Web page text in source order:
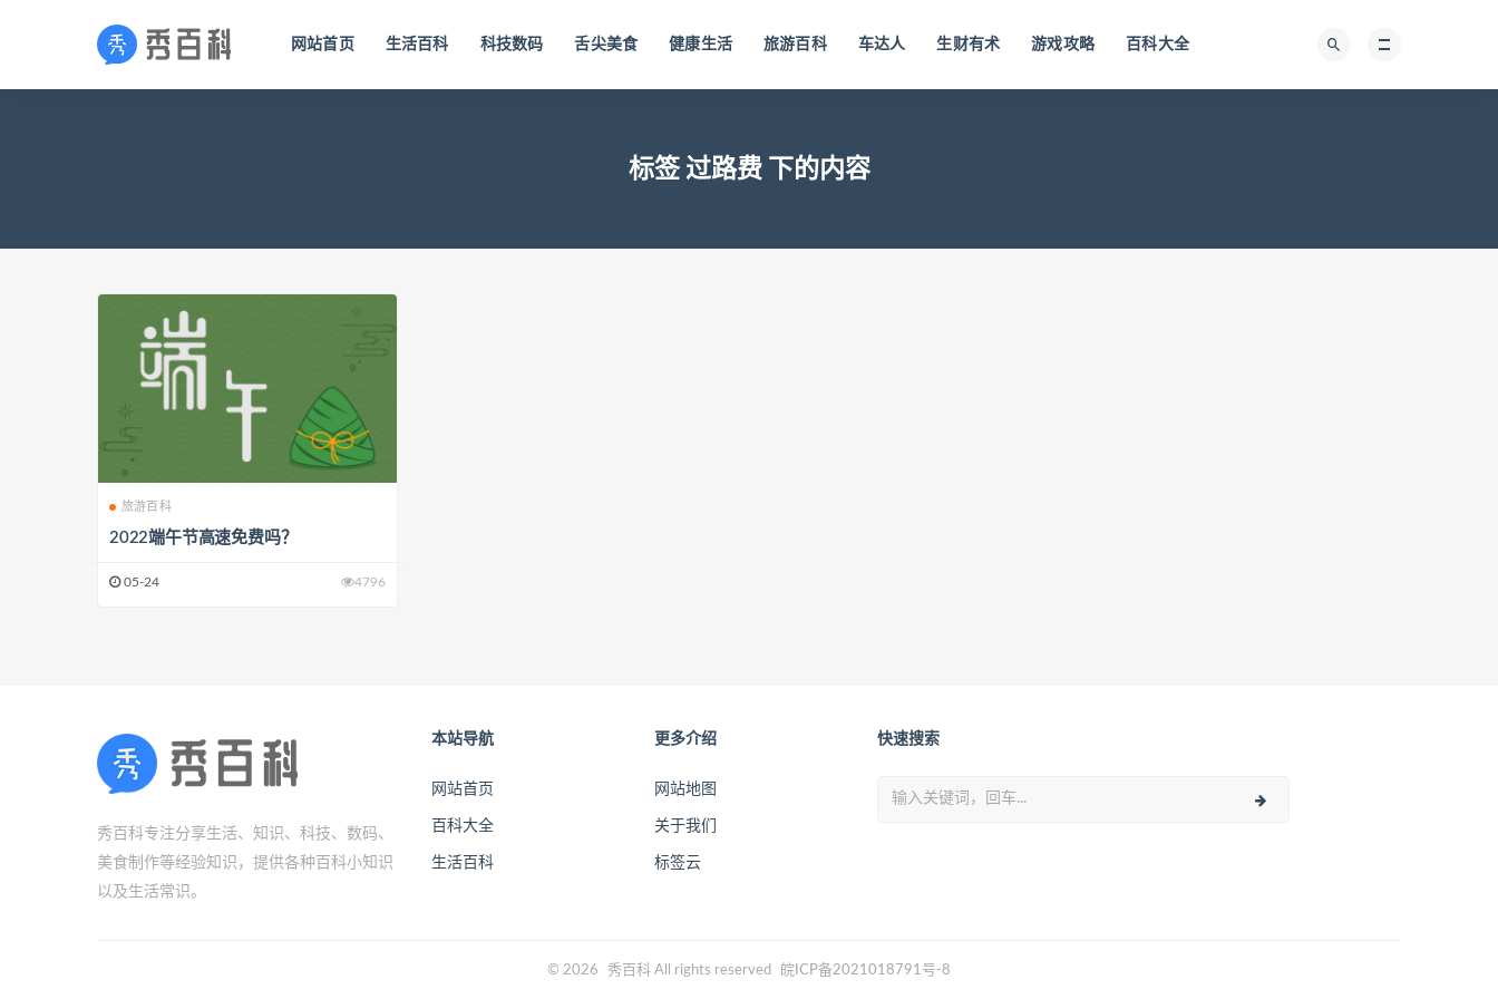
网站首页 生活百科 科技数码 舌尖美食 健康生活 旅游百科 车达人 生财有术 游戏攻略 百科大全
标签 过路费 下的内容
旅游百科
2022端午节高速免费吗？
05-24 4796
秀百科专注分享生活、知识、科技、数码、
美食制作等经验知识，提供各种百科小知识
以及生活常识。
本站导航
网站首页
百科大全
生活百科
更多介绍
网站地图
关于我们
标签云
快速搜索
© 2026 秀百科 All rights reserved 皖ICP备2021018791号-8